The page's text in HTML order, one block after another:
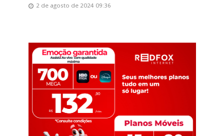
2 de agosto de 2024 09:36